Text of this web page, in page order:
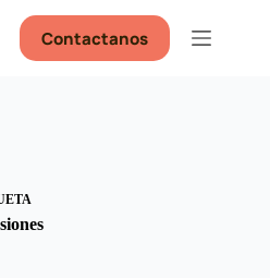
Contactanos